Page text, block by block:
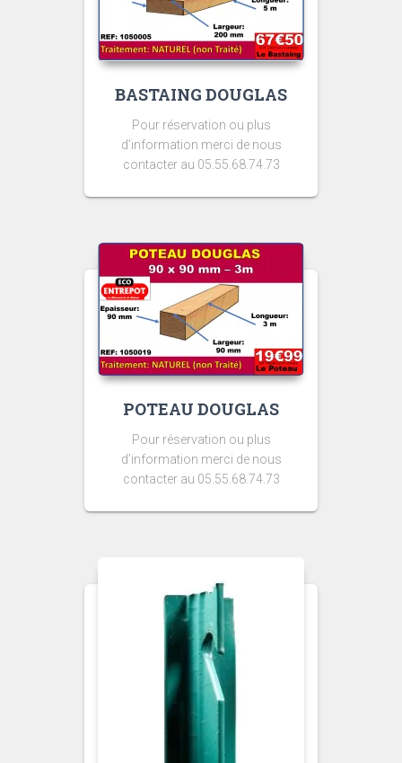
BASTAING DOUGLAS
Pour réservation ou plus
d’information merci de nous
contacter au 05.55.68.74.73
POTEAU DOUGLAS
Pour réservation ou plus
d’information merci de nous
contacter au 05.55.68.74.73